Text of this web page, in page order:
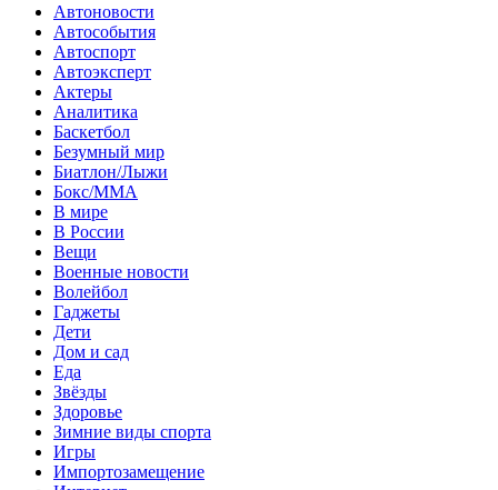
Автоновости
Автособытия
Автоспорт
Автоэксперт
Актеры
Аналитика
Баскетбол
Безумный мир
Биатлон/Лыжи
Бокс/MMA
В мире
В России
Вещи
Военные новости
Волейбол
Гаджеты
Дети
Дом и сад
Еда
Звёзды
Здоровье
Зимние виды спорта
Игры
Импортозамещение